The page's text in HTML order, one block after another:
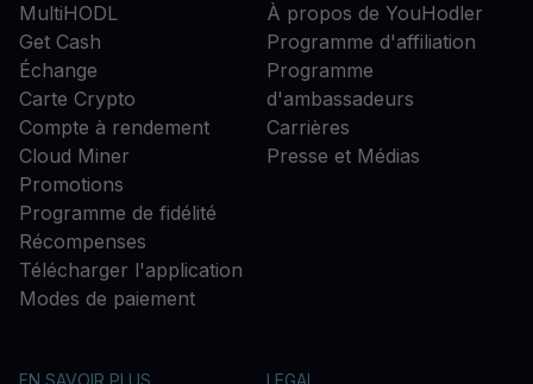
MultiHODL
Get Cash
Échange
Carte Crypto
Compte à rendement
Cloud Miner
Promotions
Programme de fidélité
Récompenses
Télécharger l'application
Modes de paiement
À propos de YouHodler
Programme d'affiliation
Programme
d'ambassadeurs
Carrières
Presse et Médias